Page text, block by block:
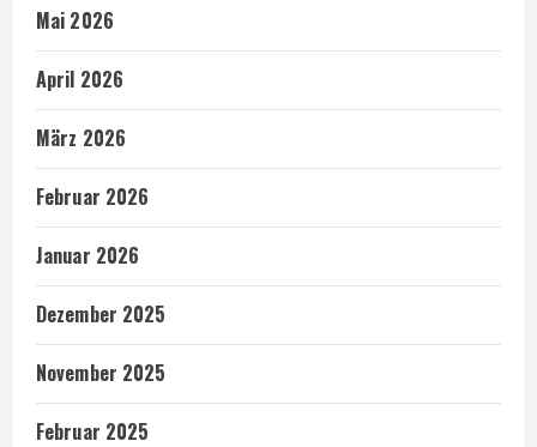
Mai 2026
April 2026
März 2026
Februar 2026
Januar 2026
Dezember 2025
November 2025
Februar 2025